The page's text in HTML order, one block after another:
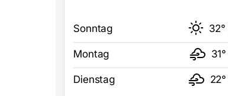
Sonntag 32°
Montag 31°
Dienstag 22°